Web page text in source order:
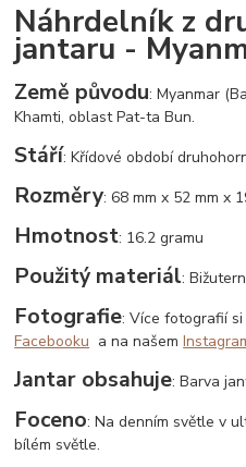
Náhrdelník z
jantaru -
Země původu: Myanmar
Khamti, oblast Pat-ta Bun.
Stáří: Křídové období
Rozměry: 68 mm x 52 mm x
Hmotnost: 16.2 gramu
Použitý materiál:
Fotografie: Více fotografií
Facebooku a na našem
Jantar obsahuje: Barva
Foceno: Na denním světle v
bílém světle.